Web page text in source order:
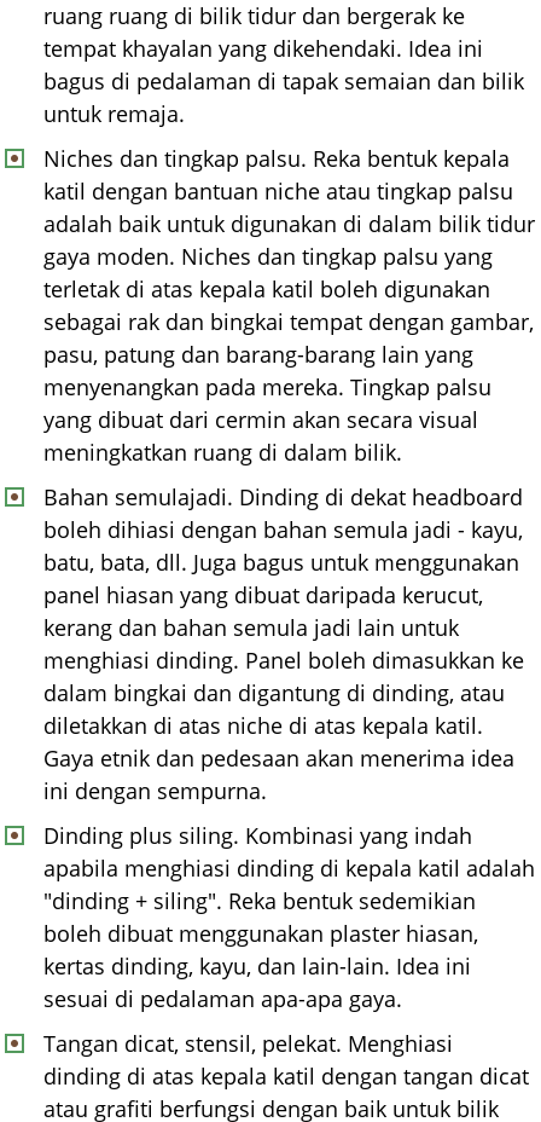
ruang ruang di bilik tidur dan bergerak ke
tempat khayalan yang dikehendaki. Idea ini
bagus di pedalaman di tapak semaian dan bilik
untuk remaja.
Niches dan tingkap palsu. Reka bentuk kepala
katil dengan bantuan niche atau tingkap palsu
adalah baik untuk digunakan di dalam bilik tidur
gaya moden. Niches dan tingkap palsu yang
terletak di atas kepala katil boleh digunakan
sebagai rak dan bingkai tempat dengan gambar,
pasu, patung dan barang-barang lain yang
menyenangkan pada mereka. Tingkap palsu
yang dibuat dari cermin akan secara visual
meningkatkan ruang di dalam bilik.
Bahan semulajadi. Dinding di dekat headboard
boleh dihiasi dengan bahan semula jadi - kayu,
batu, bata, dll. Juga bagus untuk menggunakan
panel hiasan yang dibuat daripada kerucut,
kerang dan bahan semula jadi lain untuk
menghiasi dinding. Panel boleh dimasukkan ke
dalam bingkai dan digantung di dinding, atau
diletakkan di atas niche di atas kepala katil.
Gaya etnik dan pedesaan akan menerima idea
ini dengan sempurna.
Dinding plus siling. Kombinasi yang indah
apabila menghiasi dinding di kepala katil adalah
"dinding + siling". Reka bentuk sedemikian
boleh dibuat menggunakan plaster hiasan,
kertas dinding, kayu, dan lain-lain. Idea ini
sesuai di pedalaman apa-apa gaya.
Tangan dicat, stensil, pelekat. Menghiasi
dinding di atas kepala katil dengan tangan dicat
atau grafiti berfungsi dengan baik untuk bilik